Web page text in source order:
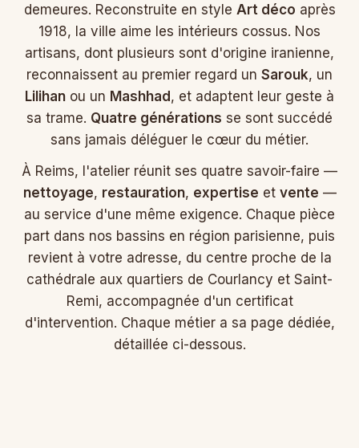
demeures. Reconstruite en style Art déco après
1918, la ville aime les intérieurs cossus. Nos
artisans, dont plusieurs sont d'origine iranienne,
reconnaissent au premier regard un Sarouk, un
Lilihan ou un Mashhad, et adaptent leur geste à
sa trame. Quatre générations se sont succédé
sans jamais déléguer le cœur du métier.
À Reims, l'atelier réunit ses quatre savoir-faire —
nettoyage, restauration, expertise et vente —
au service d'une même exigence. Chaque pièce
part dans nos bassins en région parisienne, puis
revient à votre adresse, du centre proche de la
cathédrale aux quartiers de Courlancy et Saint-
Remi, accompagnée d'un certificat
d'intervention. Chaque métier a sa page dédiée,
détaillée ci-dessous.